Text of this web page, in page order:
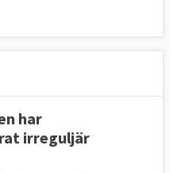
har
irreguljär